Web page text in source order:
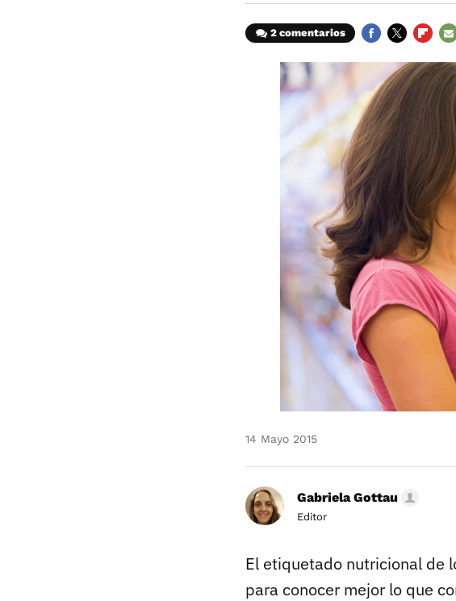
2 comentarios
14 Mayo 2015
Gabriela Gottau
Editor
El etiquetado nutricional de
para conocer mejor lo que